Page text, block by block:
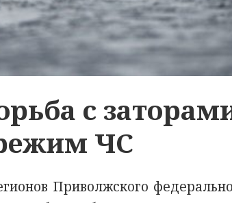
с
ЧС
Приволжского